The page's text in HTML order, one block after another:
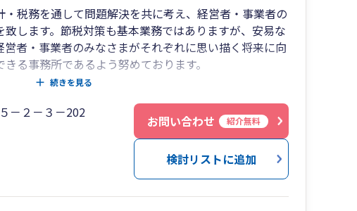
税務を通して問題解決を共に考え、経営者・事業者の
します。節税対策も基本業務ではありますが、安易な
者・事業者のみなさまがそれぞれに思い描く将来に向
る事務所であるよう努めております。
るお手伝いができれば嬉しく思います。
続きを見る
－２－３－202
お問い合わせ 紹介無料
検討リストに追加